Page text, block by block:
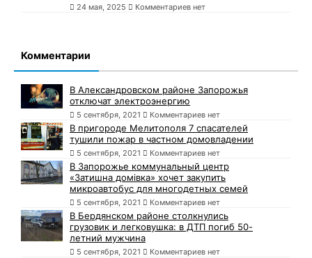
24 мая, 2025 Комментариев нет
Комментарии
В Александровском районе Запорожья
отключат электроэнергию
5 сентября, 2021 Комментариев нет
В пригороде Мелитополя 7 спасателей
тушили пожар в частном домовладении
5 сентября, 2021 Комментариев нет
В Запорожье коммунальный центр
«Затишна домівка» хочет закупить
микроавтобус для многодетных семей
5 сентября, 2021 Комментариев нет
В Бердянском районе столкнулись
грузовик и легковушка: в ДТП погиб 50-
летний мужчина
5 сентября, 2021 Комментариев нет